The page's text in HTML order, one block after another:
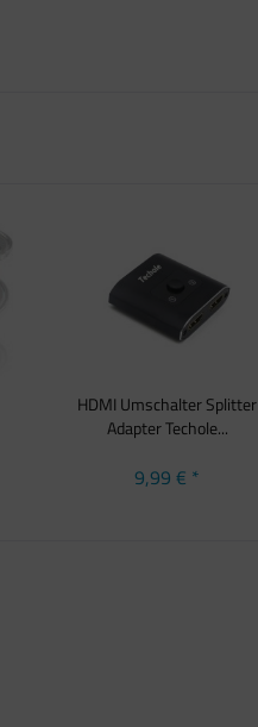
HDMI Umschalter Splitter
Adapter Techole...
9,99 € *